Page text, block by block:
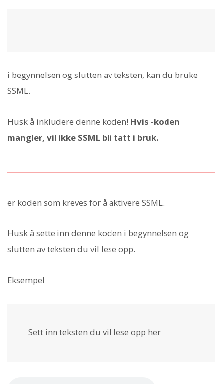
i begynnelsen og slutten av teksten, kan du bruke
SSML.
Husk å inkludere denne koden! Hvis -koden
mangler, vil ikke SSML bli tatt i bruk.
er koden som kreves for å aktivere SSML.
Husk å sette inn denne koden i begynnelsen og
slutten av teksten du vil lese opp.
Eksempel
Sett inn teksten du vil lese opp her